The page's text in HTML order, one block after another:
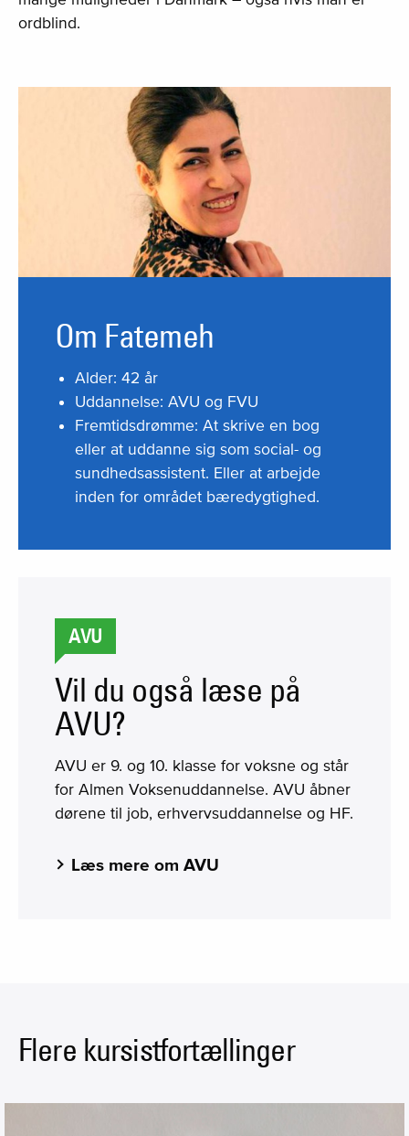
ordblind.
Om Fatemeh
Alder: 42 år
Uddannelse: AVU og FVU
Fremtidsdrømme: At skrive en bog
eller at uddanne sig som social- og
sundhedsassistent. Eller at arbejde
inden for området bæredygtighed.
AVU
Vil du også læse på
AVU?
AVU er 9. og 10. klasse for voksne og står
for Almen Voksenuddannelse. AVU åbner
dørene til job, erhvervsuddannelse og HF.
Læs mere om AVU
Flere kursistfortællinger